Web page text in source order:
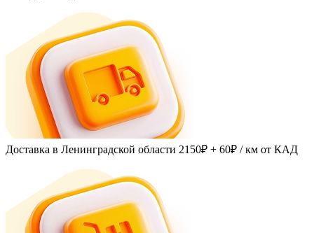
Доставка в Ленинградской области 2150₽ + 60₽ / км от КАД